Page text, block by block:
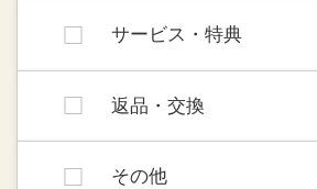
サービス・特典
返品・交換
その他